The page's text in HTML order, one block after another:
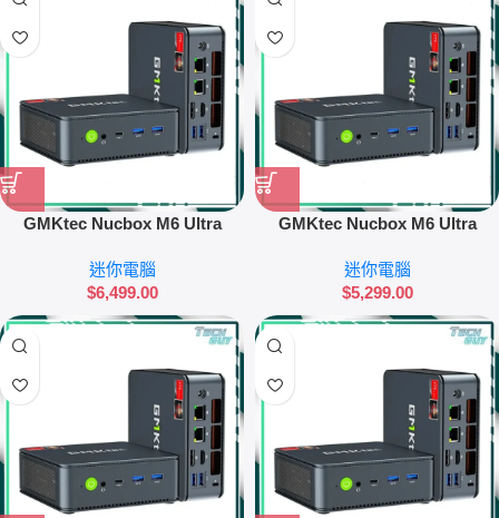
GMKtec Nucbox M6 Ultra
腦
迷你電腦
$6,499.00
GMKtec Nucbox M6 Ultra
你電腦
迷你電腦
$5,299.00